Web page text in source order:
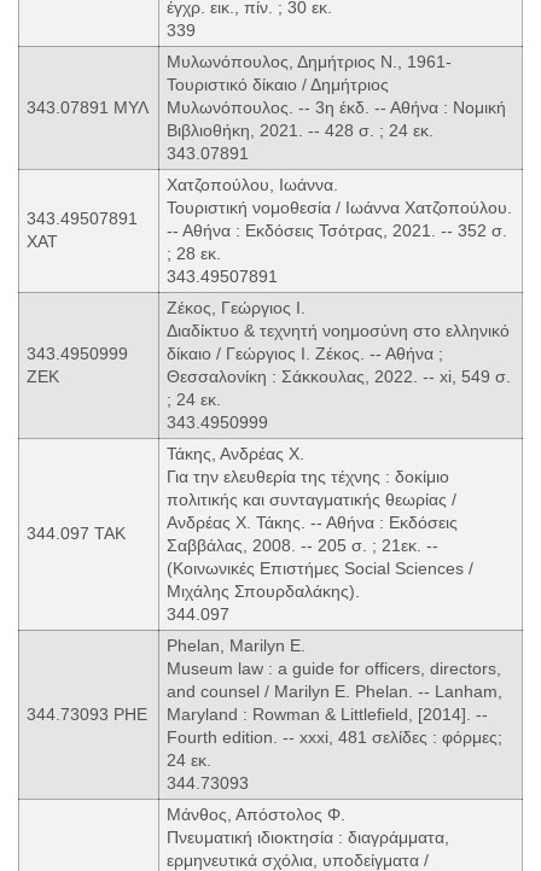
έγχρ. εικ., πίν. ; 30 εκ.
339
343.07891 ΜΥΛ
Μυλωνόπουλος, Δημήτριος Ν., 1961-
Τουριστικό δίκαιο / Δημήτριος
Μυλωνόπουλος. -- 3η έκδ. -- Αθήνα : Νομική
Βιβλιοθήκη, 2021. -- 428 σ. ; 24 εκ.
343.07891
343.49507891
ΧΑΤ
Χατζοπούλου, Ιωάννα.
Τουριστική νομοθεσία / Ιωάννα Χατζοπούλου.
-- Αθήνα : Εκδόσεις Τσότρας, 2021. -- 352 σ.
; 28 εκ.
343.49507891
343.4950999
ΖΕΚ
Ζέκος, Γεώργιος Ι.
Διαδίκτυο & τεχνητή νοημοσύνη στο ελληνικό
δίκαιο / Γεώργιος Ι. Ζέκος. -- Αθήνα ;
Θεσσαλονίκη : Σάκκουλας, 2022. -- xi, 549 σ.
; 24 εκ.
343.4950999
344.097 ΤΑΚ
Τάκης, Ανδρέας Χ.
Για την ελευθερία της τέχνης : δοκίμιο
πολιτικής και συνταγματικής θεωρίας /
Ανδρέας Χ. Τάκης. -- Αθήνα : Εκδόσεις
Σαββάλας, 2008. -- 205 σ. ; 21εκ. --
(Κοινωνικές Επιστήμες Social Sciences /
Μιχάλης Σπουρδαλάκης).
344.097
344.73093 PHE
Phelan, Marilyn E.
Museum law : a guide for officers, directors,
and counsel / Marilyn E. Phelan. -- Lanham,
Maryland : Rowman & Littlefield, [2014]. --
Fourth edition. -- xxxi, 481 σελίδες : φόρμες;
24 εκ.
344.73093
Μάνθος, Απόστολος Φ.
Πνευματική ιδιοκτησία : διαγράμματα,
ερμηνευτικά σχόλια, υποδείγματα /